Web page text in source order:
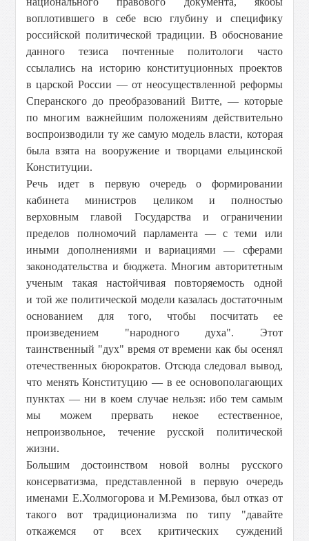
воплотившего в себе всю глубину и специфику
российской политической традиции. В обоснование
данного тезиса почтенные политологи часто
ссылались на историю конституционных проектов
в царской России — от неосуществленной реформы
Сперанского до преобразований Витте, — которые
по многим важнейшим положениям действительно
воспроизводили ту же самую модель власти, которая
была взята на вооружение и творцами ельцинской
Конституции.
Речь идет в первую очередь о формировании
кабинета министров целиком и полностью
верховным главой Государства и ограничении
пределов полномочий парламента — с теми или
иными дополнениями и вариациями — сферами
законодательства и бюджета. Многим авторитетным
ученым такая настойчивая повторяемость одной
и той же политической модели казалась достаточным
основанием для того, чтобы посчитать ее
произведением "народного духа". Этот
таинственный "дух" время от времени как бы осенял
отечественных бюрократов. Отсюда следовал вывод,
что менять Конституцию — в ее основополагающих
пунктах — ни в коем случае нельзя: ибо тем самым
мы можем прервать некое естественное,
непроизвольное, течение русской политической
жизни.
Большим достоинством новой волны русского
консерватизма, представленной в первую очередь
именами Е.Холмогорова и М.Ремизова, был отказ от
такого вот традиционализма по типу "давайте
откажемся от всех критических суждений